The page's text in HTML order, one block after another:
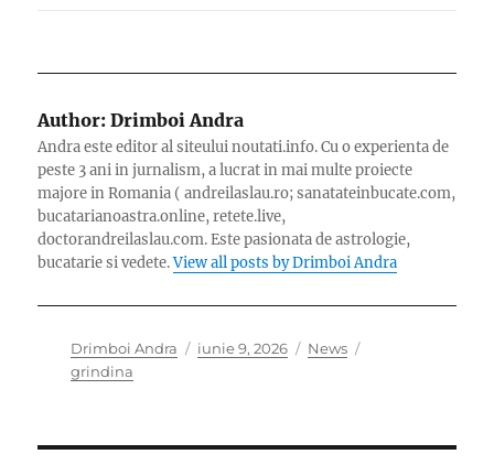
Author: Drimboi Andra
Andra este editor al siteului noutati.info. Cu o experienta de
peste 3 ani in jurnalism, a lucrat in mai multe proiecte
majore in Romania ( andreilaslau.ro; sanatateinbucate.com,
bucatarianoastra.online, retete.live,
doctorandreilaslau.com. Este pasionata de astrologie,
bucatarie si vedete.View all posts by Drimboi Andra
Author
Drimboi Andra
Posted
iunie 9, 2026 Categories
News
grindina